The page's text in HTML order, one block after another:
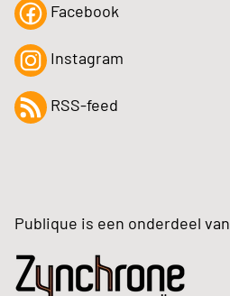
Facebook
Instagram
RSS-feed
Publique is een onderdeel van